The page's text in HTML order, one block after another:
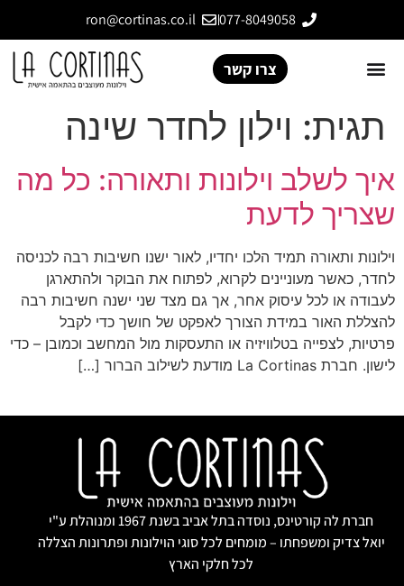
077-8049058
ron@cortinas.co.il
צרו קשר
תגית: וילון לחדר שינה
איך לשלב וילונות ותאורה: כל מה
שצריך לדעת
וילונות ותאורה תמיד הלכו יחדיו, לאור ישנו חשיבות רבה לכניסה
לחדר, כאשר מעוניינים לקרוא, לפתוח את הבוקר ולהתארגן
לעבודה או לכל עיסוק אחר, אך גם מצד שני ישנה חשיבות רבה
להצללת האור במידת הצורך לאפקט של חושך כדי לקבל
פרטיות, לצפייה בטלוויזיה או התעסקות מול המחשב וכמובן – כדי
לישון. חברת La Cortinas מודעת לשילוב הברור […]
חברת לה קורטינס, נוסדה בתל אביב בשנת 1967 ומנוהלת ע"י
יואל צדיק ומשפחתו – מומחים לכל סוגי הוילונות ופתרונות הצללה
לכל חלקי הארץ